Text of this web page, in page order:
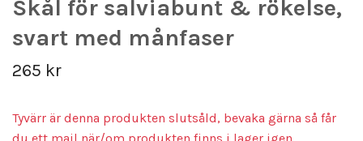
Skål för salviabunt & rökelse,
svart med månfaser
265 kr
Tyvärr är denna produkten slutsåld, bevaka gärna så får